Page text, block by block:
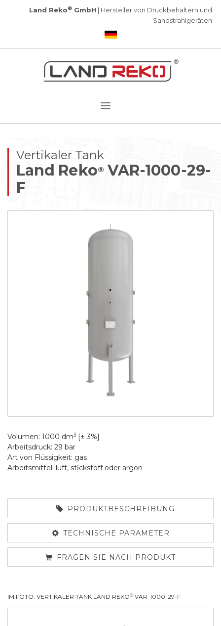
Land Reko® GmbH | Hersteller von Druckbehältern und
Sandstrahlgeräten
Vertikaler Tank
Land Reko® VAR-1000-29-
F
Volumen: 1000 dm3 [± 3%]
Arbeitsdruck: 29 bar
Art von Flüssigkeit: gas
Arbeitsmittel: luft, stịckstoff oder argon
PRODUKTBESCHREIBUNG
TECHNISCHE PARAMETER
FRAGEN SIE NACH PRODUKT
IM FOTO: VERTIKALER TANK LAND REKO® VAR-1000-29-F